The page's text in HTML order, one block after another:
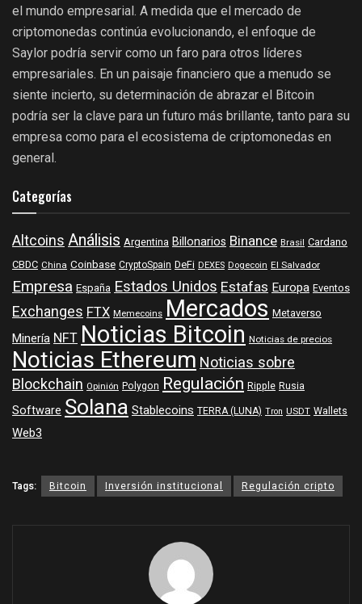
el mundo empresarial. A medida que el mercado de
criptomonedas continúa evolucionando, el enfoque de
Saylor podría servir como un faro para otros líderes
empresariales. En un paisaje financiero que a menudo se
siente incierto, su determinación de abrazar el Bitcoin
podría ser la clave para un futuro más brillante, tanto para su
empresa como para el ecosistema de criptomonedas en
general.
Categorías
Altcoins Análisis Argentina Billonarios Binance Brasil Cardano
CBDC China Coinbase CryptoSpain DeFi DEXES Dogecoin El Salvador
Empresa España Estados Unidos Estafas Europa Eventos
Exchanges FTX Memecoins Mercados Metaverso
MineríaNFTNoticias Bitcoin Noticias de precios
Noticias EthereumNoticias sobre
Blockchain Opinión Polygon Regulación Ripple Rusia
Software SolanaStablecoins TERRA (LUNA) Tron USDT Wallets
Web3
Tags: Bitcoin Inversión institucional Regulación cripto